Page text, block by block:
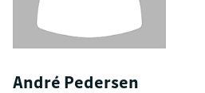
André Pedersen